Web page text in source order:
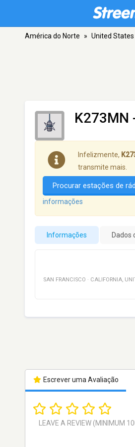
América do Norte » United States
K273MN
Infelizmente,
transmite mais.
Procurar estações de
informações
Informações Dados
SAN FRANCISCO · CALIFORNIA,
Escrever uma Avaliação